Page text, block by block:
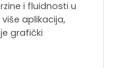
i fluidnosti u
aplikacija,
grafički